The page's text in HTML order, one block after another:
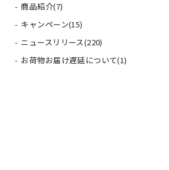
商品紹介(7)
キャンペーン(15)
ニュースリリース(220)
お荷物お届け遅延について(1)